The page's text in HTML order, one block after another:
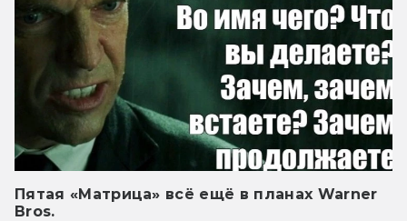
Пятая «Матрица» всё ещё в планах Warner
Bros.